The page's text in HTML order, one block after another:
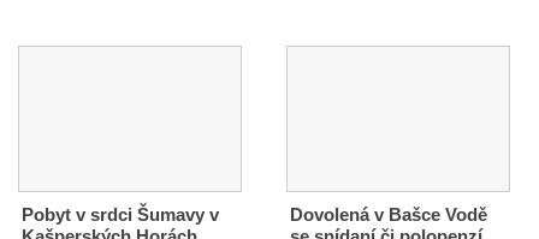
Pobyt v srdci Šumavy v
Dovolená v Bašce Vodě